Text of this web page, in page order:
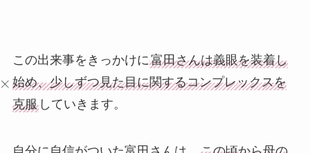
この出来事をきっかけに富田さんは義眼を装着し
始め、少しずつ見た目に関するコンプレックスを
克服していきます。